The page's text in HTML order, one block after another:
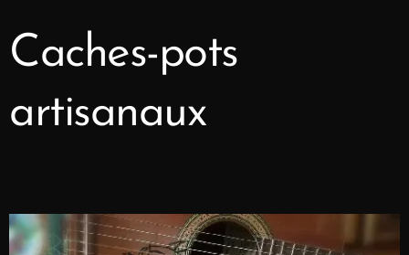
Caches-pots
artisanaux